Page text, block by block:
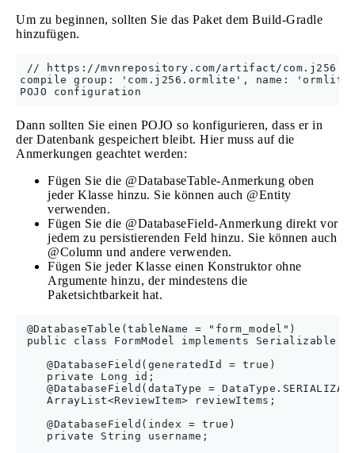
Um zu beginnen, sollten Sie das Paket dem Build-Gradle
hinzufügen.
// https://mvnrepository.com/artifact/
compile group: 'com.j256.ormlite', name:
Dann sollten Sie einen POJO so konfigurieren, dass er in
der Datenbank gespeichert bleibt. Hier muss auf die
Anmerkungen geachtet werden:
Fügen Sie die @DatabaseTable-Anmerkung oben
jeder Klasse hinzu. Sie können auch @Entity
verwenden.
Fügen Sie die @DatabaseField-Anmerkung direkt vor
jedem zu persistierenden Feld hinzu. Sie können auch
@Column und andere verwenden.
Fügen Sie jeder Klasse einen Konstruktor ohne
Argumente hinzu, der mindestens die
Paketsichtbarkeit hat.
@DatabaseTable(tableName = "form_model")
public class FormModel implements Serializable {
    @DatabaseField(generatedId = true)
    private Long id;
@DatabaseField(dataType =
    ArrayList<ReviewItem> reviewItems;
    @DatabaseField(index = true)
    private String username;